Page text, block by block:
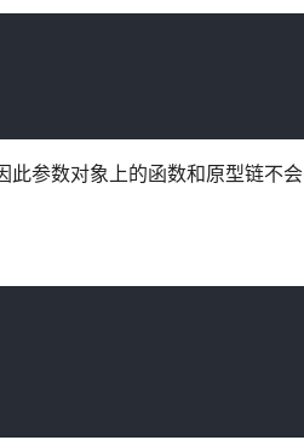
参数对象上的函数和原型链不会